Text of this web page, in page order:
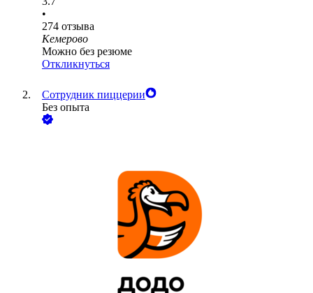
•
274 отзыва
Кемерово
Можно без резюме
Откликнуться
Сотрудник пиццерии
Без опыта